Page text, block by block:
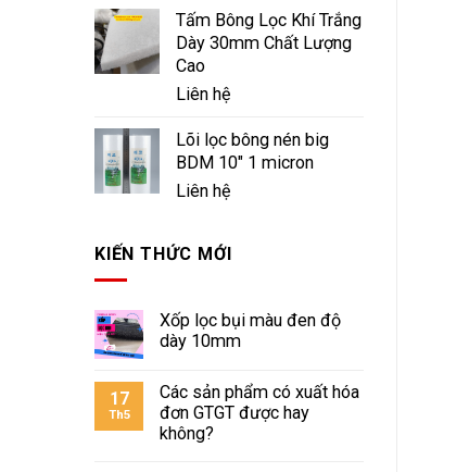
Tấm Bông Lọc Khí Trắng
Dày 30mm Chất Lượng
Cao
Liên hệ
Lõi lọc bông nén big
BDM 10" 1 micron
Liên hệ
KIẾN THỨC MỚI
Xốp lọc bụi màu đen độ
dày 10mm
17
Th5
Các sản phẩm có xuất hóa
đơn GTGT được hay
không?